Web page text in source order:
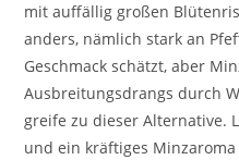
mit auffällig großen
anders, nämlich stark an
Geschmack schätzt, aber
Ausbreitungsdrangs durch
greife zu dieser Alternative.
und ein kräftiges